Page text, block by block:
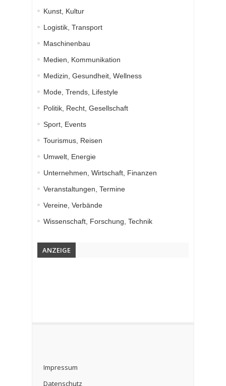
Kunst, Kultur
Logistik, Transport
Maschinenbau
Medien, Kommunikation
Medizin, Gesundheit, Wellness
Mode, Trends, Lifestyle
Politik, Recht, Gesellschaft
Sport, Events
Tourismus, Reisen
Umwelt, Energie
Unternehmen, Wirtschaft, Finanzen
Veranstaltungen, Termine
Vereine, Verbände
Wissenschaft, Forschung, Technik
ANZEIGE
Impressum
Datenschutz